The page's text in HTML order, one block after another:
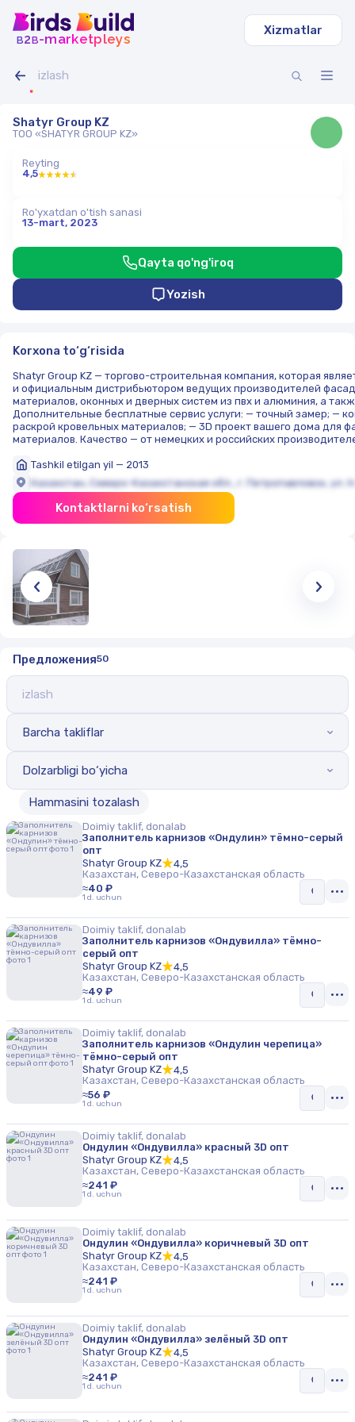
b2b-marketpleys
Xizmatlar
Shatyr Group KZ
ТОО «SHATYR GROUP KZ»
Qayta qo'ng'iroq
Yozish
Reyting
4,5
Ro'yxatdan o'tish sanasi
13-mart, 2023
Korxona to‘g‘risida
Shatyr Group KZ — торгово-строительная компания, которая
и официальным дистрибьютором ведущих производителей
материалов, оконных и дверных систем из пвх и алюминия, а
Дополнительные бесплатные сервис услуги: — точный замер; —
раскрой кровельных материалов; — 3D проект вашего дома для
материалов. Качество — от немецких и российских
Tashkil etilgan yil — 2013
Казахстан, Северо-Казахстанская обл., г. Петропавловск, ул.
Kontaktlarni ko‘rsatish
Предложения50
Barcha takliflar
Dolzarbligi bo‘yicha
Hammasini tozalash
Doimiy taklif, donalab
Заполнитель карнизов «Ондулин» тёмно-серый
опт
Shatyr Group KZ
4,5
Казахстан, Северо-Казахстанская область
≈40 ₽
1 d. uchun
Doimiy taklif, donalab
Заполнитель карнизов «Ондувилла» тёмно-
серый опт
Shatyr Group KZ
4,5
Казахстан, Северо-Казахстанская область
≈49 ₽
1 d. uchun
Doimiy taklif, donalab
Заполнитель карнизов «Ондулин черепица»
тёмно-серый опт
Shatyr Group KZ
4,5
Казахстан, Северо-Казахстанская область
≈56 ₽
1 d. uchun
Doimiy taklif, donalab
Ондулин «Ондувилла» красный 3D опт
Shatyr Group KZ
4,5
Казахстан, Северо-Казахстанская область
≈241 ₽
1 d. uchun
Doimiy taklif, donalab
Ондулин «Ондувилла» коричневый 3D опт
Shatyr Group KZ
4,5
Казахстан, Северо-Казахстанская область
≈241 ₽
1 d. uchun
Doimiy taklif, donalab
Ондулин «Ондувилла» зелёный 3D опт
Shatyr Group KZ
4,5
Казахстан, Северо-Казахстанская область
≈241 ₽
1 d. uchun